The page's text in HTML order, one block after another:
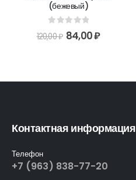
(бежевый)
out of 5
120,00₽ 84,00₽
Контактная информация
Телефон
+7 (963) 838-77-20